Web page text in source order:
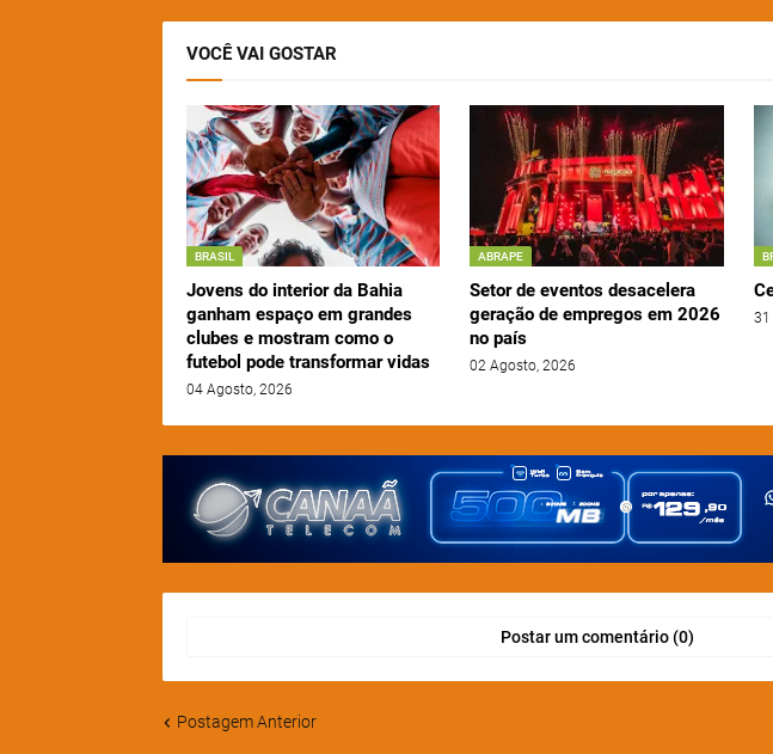
VOCÊ VAI GOSTAR
BRASIL
Jovens do interior da Bahia
ganham espaço em grandes
clubes e mostram como o
futebol pode transformar vidas
04 Agosto, 2026
ABRAPE
Setor de eventos desacelera
geração de empregos em 2026
no país
02 Agosto, 2026
31
Postar um comentário (0)
Postagem Anterior